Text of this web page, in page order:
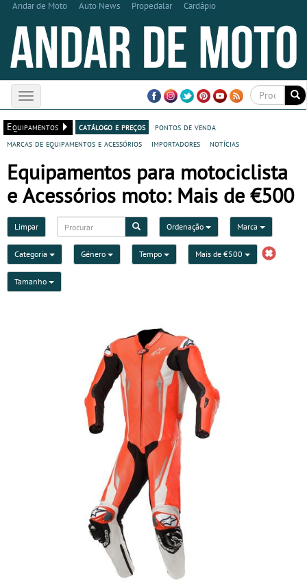
Andar de Moto Auto News Propedalar Cardápio
Toggle
navigation
Equipamentos
catálogo e preços
pontos de venda
marcas de equipamentos e acessórios
importadores notícias
Equipamentos para motociclista
e Acessórios moto: Mais de €500
Limpar Ordenação Marca
Categoria Género Tempo Mais de €500
Tamanho